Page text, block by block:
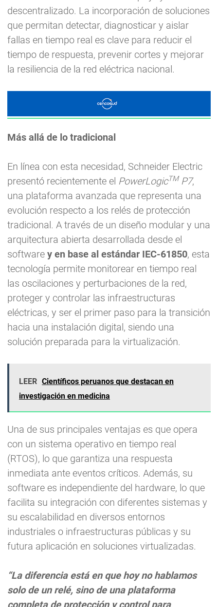
descentralizado. La incorporación de soluciones
que permitan detectar, diagnosticar y aislar
fallas en tiempo real es clave para reducir el
tiempo de respuesta, prevenir cortes y mejorar
la resiliencia de la red eléctrica nacional.
Más allá de lo tradicional
En línea con esta necesidad, Schneider Electric
presentó recientemente el PowerLogicTMP7,
una plataforma avanzada que representa una
evolución respecto a los relés de protección
tradicional. A través de un diseño modular y una
arquitectura abierta desarrollada desde el
software y en base al estándar IEC-61850, esta
tecnología permite monitorear en tiempo real
las oscilaciones y perturbaciones de la red,
proteger y controlar las infraestructuras
eléctricas, y ser el primer paso para la transición
hacia una instalación digital, siendo una
solución preparada para la virtualización.
LEER Científicos peruanos que destacan en
investigación en medicina
Una de sus principales ventajas es que opera
con un sistema operativo en tiempo real
(RTOS), lo que garantiza una respuesta
inmediata ante eventos críticos. Además, su
software es independiente del hardware, lo que
facilita su integración con diferentes sistemas y
su escalabilidad en diversos entornos
industriales o infraestructuras públicas y su
futura aplicación en soluciones virtualizadas.
“La diferencia está en que hoy no hablamos
solo de un relé, sino de una plataforma
completa de protección y control para